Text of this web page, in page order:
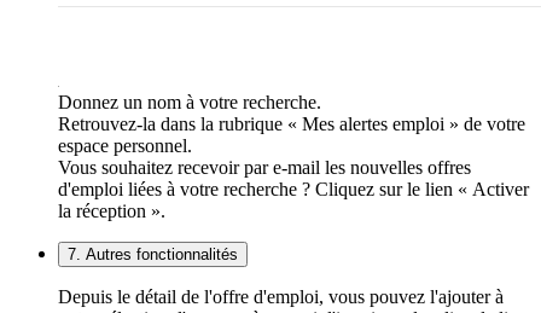
Donnez un nom à votre recherche.
Retrouvez-la dans la rubrique « Mes alertes emploi » de votre
espace personnel.
Vous souhaitez recevoir par e-mail les nouvelles offres
d'emploi liées à votre recherche ? Cliquez sur le lien « Activer
la réception ».
7. Autres fonctionnalités
Depuis le détail de l'offre d'emploi, vous pouvez l'ajouter à